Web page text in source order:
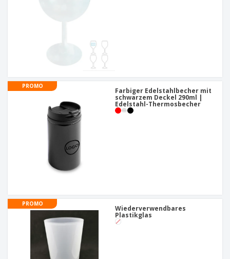
PROMO
Farbiger Edelstahlbecher mit
schwarzem Deckel 290ml |
Edelstahl-Thermosbecher
PROMO
Wiederverwendbares
Plastikglas